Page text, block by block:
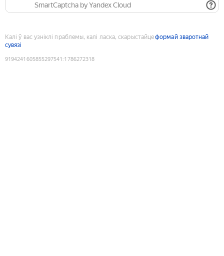
SmartCaptcha by Yandex Cloud
Калі ў вас узніклі праблемы, калі ласка, скарыстайцеформай зваротнай
сувязі
9194241605855297541 :1786272318